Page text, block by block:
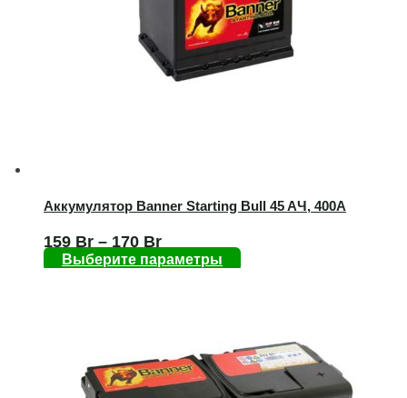
Аккумулятор Banner Starting Bull 45 AЧ, 400А
159 Br – 170 Br
Выберите параметры